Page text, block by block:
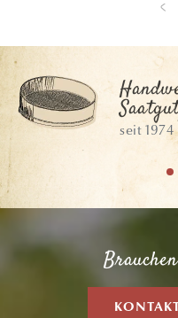
seit 1974